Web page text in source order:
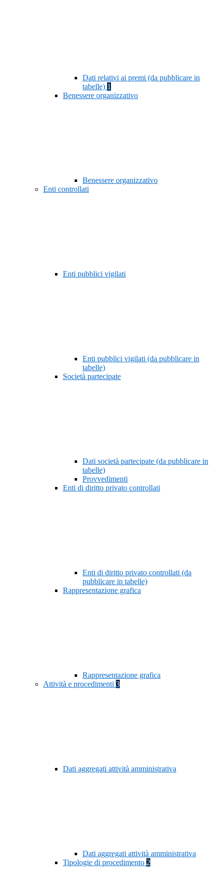
Dati relativi ai premi (da pubblicare in
tabelle) 1
Benessere organizzativo
Benessere organizzativo
Enti controllati
Enti pubblici vigilati
Enti pubblici vigilati (da pubblicare in
tabelle)
Società partecipate
Dati società partecipate (da pubblicare in
tabelle)
Provvedimenti
Enti di diritto privato controllati
Enti di diritto privato controllati (da
pubblicare in tabelle)
Rappresentazione grafica
Rappresentazione grafica
Attività e procedimenti 3
Dati aggregati attività amministrativa
Dati aggregati attività amministrativa
Tipologie di procedimento 2